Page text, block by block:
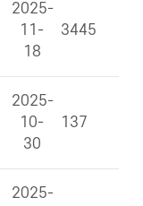
2025-
11-
18
3445
2025-
10-
30
137
2025-